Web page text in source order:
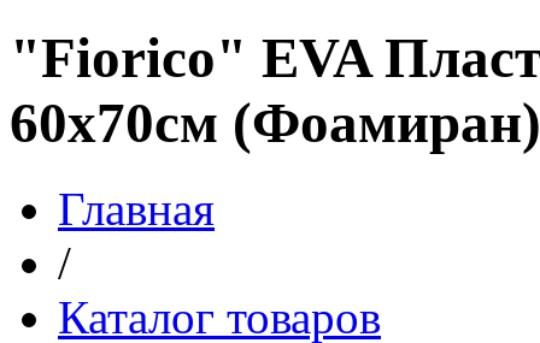
"Fiorico" EVA
60x70см (Фоамиран)
Главная
/
Каталог товаров